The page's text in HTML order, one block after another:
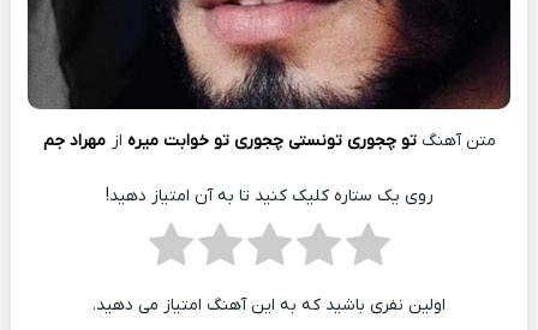
متن آهنگتو‌ چجوری تونستی چجوری تو خوابت میره از مهراد جم
روی یک ستاره کلیک کنید تا به آن امتیاز دهید!
اولین نفری باشید که به این آهنگ امتیاز می دهید.